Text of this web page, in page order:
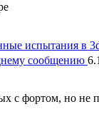
испытания в
сообщению
с фортом, но не